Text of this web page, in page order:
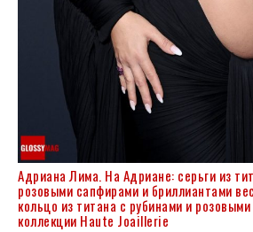
Адриана Лима. На Адриане: серьги из
розовыми сапфирами и бриллиантами
кольцо из титана с рубинами и
коллекции Haute Joaillerie